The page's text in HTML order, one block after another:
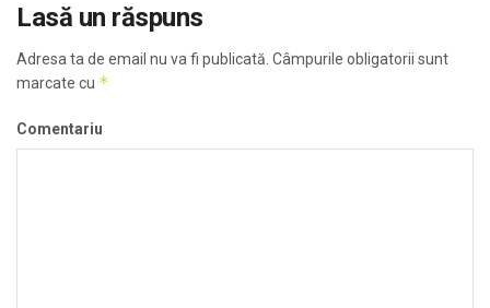
Lasă un răspuns
Adresa ta de email nu va fi publicată. Câmpurile obligatorii sunt
marcate cu *
Comentariu